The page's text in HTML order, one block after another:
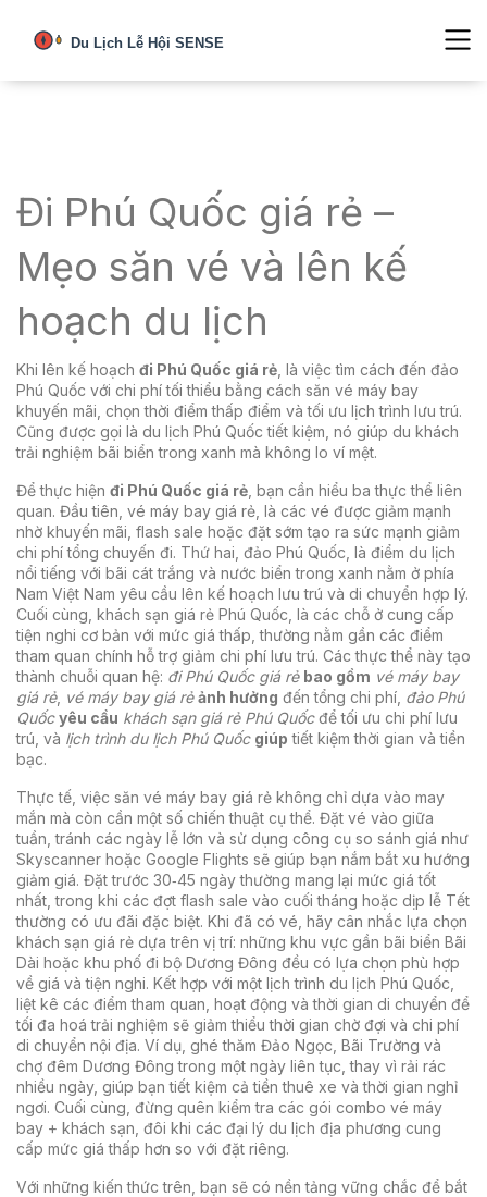
Đi Phú Quốc giá rẻ –
Mẹo săn vé và lên kế
hoạch du lịch
Khi lên kế hoạch đi Phú Quốc giá rẻ là việc tìm cách đến đảo
Phú Quốc với chi phí tối thiểu bằng cách săn vé máy bay
khuyến mãi, chọn thời điểm thấp điểm và tối ưu lịch trình lưu trú.
Cũng được gọi là du lịch Phú Quốc tiết kiệm , nó giúp du khách
trải nghiệm bãi biển trong xanh mà không lo ví mệt.
Để thực hiện đi Phú Quốc giá rẻ , bạn cần hiểu ba thực thể liên
quan. Đầu tiên, vé máy bay giá rẻ là các vé được giảm mạnh
nhờ khuyến mãi, flash sale hoặc đặt sớm tạo ra sức mạnh giảm
chi phí tổng chuyến đi. Thứ hai, đảo Phú Quốc là điểm du lịch
nổi tiếng với bãi cát trắng và nước biển trong xanh nằm ở phía
Nam Việt Nam yêu cầu lên kế hoạch lưu trú và di chuyển hợp lý.
Cuối cùng, khách sạn giá rẻ Phú Quốc là các chỗ ở cung cấp
tiện nghi cơ bản với mức giá thấp, thường nằm gần các điểm
tham quan chính hỗ trợ giảm chi phí lưu trú. Các thực thể này tạo
thành chuỗi quan hệ: đi Phú Quốc giá rẻ bao gồm vé máy bay
giá rẻ, vé máy bay giá rẻ ảnh hưởng đến tổng chi phí, đảo Phú
Quốc yêu cầu khách sạn giá rẻ Phú Quốcđể tối ưu chi phí lưu
trú, và lịch trình du lịch Phú Quốc giúp tiết kiệm thời gian và tiền
bạc.
Thực tế, việc săn vé máy bay giá rẻ không chỉ dựa vào may
mắn mà còn cần một số chiến thuật cụ thể. Đặt vé vào giữa
tuần, tránh các ngày lễ lớn và sử dụng công cụ so sánh giá như
Skyscanner hoặc Google Flights sẽ giúp bạn nắm bắt xu hướng
giảm giá. Đặt trước 30‑45 ngày thường mang lại mức giá tốt
nhất, trong khi các đợt flash sale vào cuối tháng hoặc dịp lễ Tết
thường có ưu đãi đặc biệt. Khi đã có vé, hãy cân nhắc lựa chọn
khách sạn giá rẻ dựa trên vị trí: những khu vực gần bãi biển Bãi
Dài hoặc khu phố đi bộ Dương Đông đều có lựa chọn phù hợp
về giá và tiện nghi. Kết hợp với một lịch trình du lịch Phú Quốc
liệt kê các điểm tham quan, hoạt động và thời gian di chuyển để
tối đa hoá trải nghiệm sẽ giảm thiểu thời gian chờ đợi và chi phí
di chuyển nội địa. Ví dụ, ghé thăm Đảo Ngọc, Bãi Trường và
chợ đêm Dương Đông trong một ngày liên tục, thay vì rải rác
nhiều ngày, giúp bạn tiết kiệm cả tiền thuê xe và thời gian nghỉ
ngơi. Cuối cùng, đừng quên kiểm tra các gói combo vé máy
bay + khách sạn, đôi khi các đại lý du lịch địa phương cung
cấp mức giá thấp hơn so với đặt riêng.
Với những kiến thức trên, bạn sẽ có nền tảng vững chắc để bắt